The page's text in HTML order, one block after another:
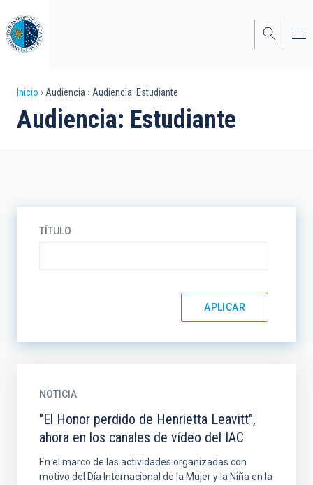
al
contenido
principal
Sobrescribir
enlaces
navegación
Inicio Audiencia Audiencia: Estudiante
Audiencia: Estudiante
TÍTULO
NOTICIA
"El Honor perdido de Henrietta Leavitt",
ahora en los canales de vídeo del IAC
En el marco de las actividades organizadas con
motivo del Día Internacional de la Mujer y la Niña en la